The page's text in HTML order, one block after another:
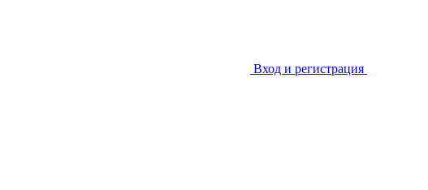
Вход и регистрация